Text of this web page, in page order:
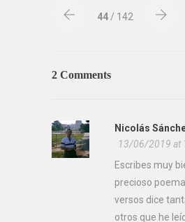
44/ 142
2 Comments
Nicolás
13/06/2019 at
Escribes muy
precioso
versos dice
otros que he